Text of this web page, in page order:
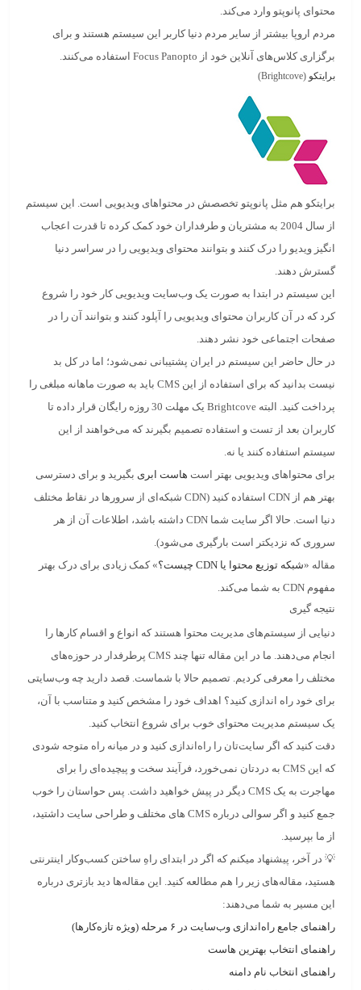
محتوای پانوپتو وارد می‌کند.
مردم اروپا بیشتر از سایر مردم دنیا کاربر این سیستم هستند و برای
برگزاری کلاس‌های آنلاین خود از Focus Panopto استفاده می‌کنند.
برایتکو (Brightcove)
برایتکو هم مثل پانوپتو تخصصش در محتواهای ویدیویی است. این سیستم
از سال 2004 به مشتریان و طرفداران خود کمک کرده تا قدرت اعجاب
انگیز ویدیو را درک کنند و بتوانند محتوای ویدیویی را در سراسر دنیا
گسترش دهند.
این سیستم در ابتدا به صورت یک وب‌سایت ویدیویی کار خود را شروع
کرد که در آن کاربران محتوای ویدیویی را آپلود کنند و بتوانند آن را در
صفحات اجتماعی خود نشر دهند.
در حال حاضر این سیستم در ایران پشتیبانی نمی‌شود؛ اما در کل بد
نیست بدانید که برای استفاده از این CMS باید به صورت ماهانه مبلغی را
پرداخت کنید. البته Brightcove یک مهلت 30 روزه رایگان قرار داده تا
کاربران بعد از تست و استفاده تصمیم بگیرند که می‌خواهند از این
سیستم استفاده کنند یا نه.
برای محتواهای ویدیویی بهتر است هاست ابری بگیرید و برای دسترسی
بهتر هم از CDN استفاده کنید (CDN شبکه‌ای از سرورها در نقاط مختلف
دنیا است. حالا اگر سایت شما CDN داشته باشد، اطلاعات آن از هر
سروری که نزدیکتر است بارگیری می‌شود).
مقاله «شبکه توزیع محتوا یا CDN چیست؟
» کمک زیادی برای درک بهتر
مفهوم CDN به شما می‌کند.
نتیجه گیری
دنیایی از سیستم‌های مدیریت محتوا هستند که انواع و اقسام کارها را
انجام می‌دهند. ما در این مقاله تنها چند CMS پرطرفدار در حوزه‌های
مختلف را معرفی کردیم. تصمیم حالا با شماست. قصد دارید چه وب‌سایتی
برای خود راه اندازی کنید؟ اهداف خود را مشخص کنید و متناسب با آن،
یک سیستم مدیریت محتوای خوب برای شروع انتخاب کنید.
دقت کنید که اگر سایت‌تان را راه‌اندازی کنید و در میانه راه متوجه شودی
که این CMS به دردتان نمی‌خورد، فرآیند سخت و پیچیده‌ای را برای
مهاجرت به یک CMS دیگر در پیش خواهید داشت. پس حواستان را خوب
جمع کنید و اگر سوالی درباره CMS های مختلف و طراحی سایت داشتید،
از ما بپرسید.
💡 در آخر، پیشنهاد میکنم که اگر در ابتدای راهِ ساختن کسب‌وکار اینترنتی
هستید، مقاله‌های زیر را هم مطالعه کنید. این مقاله‌ها دید بازتری درباره
این مسیر به شما می‌دهند:
راهنمای جامع راه‌اندازی وب‌سایت در ۶ مرحله (ویژه تازه‌کارها)
راهنمای انتخاب بهترین هاست
راهنمای انتخاب نام دامنه